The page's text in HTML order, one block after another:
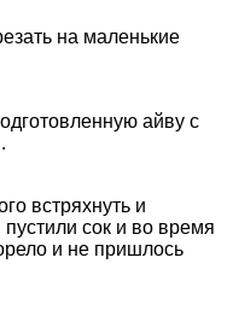
на маленькие
айву с
встряхнуть и
сок и во время
и не пришлось